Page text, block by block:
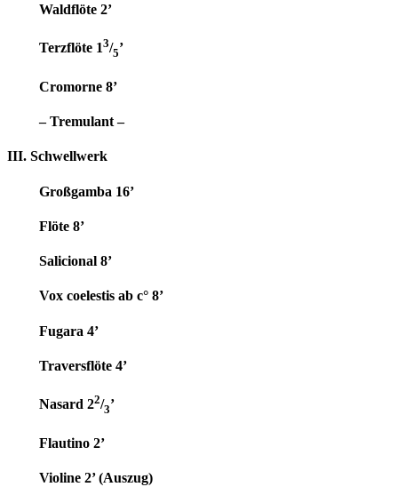
Waldflöte 2’
Terzflöte 13/5’
Cromorne 8’
– Tremulant –
III. Schwellwerk
Großgamba 16’
Flöte 8’
Salicional 8’
Vox coelestis ab c° 8’
Fugara 4’
Traversflöte 4’
Nasard 22/3’
Flautino 2’
Violine 2’ (Auszug)